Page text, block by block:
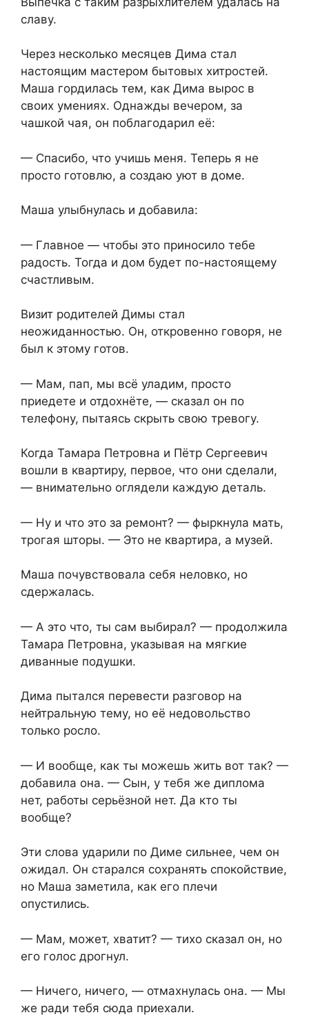
славу.
Через несколько месяцев Дима стал
настоящим мастером бытовых хитростей.
Маша гордилась тем, как Дима вырос в
своих умениях. Однажды вечером, за
чашкой чая, он поблагодарил её:
— Спасибо, что учишь меня. Теперь я не
просто готовлю, а создаю уют в доме.
Маша улыбнулась и добавила:
— Главное — чтобы это приносило тебе
радость. Тогда и дом будет по-настоящему
счастливым.
Визит родителей Димы стал
неожиданностью. Он, откровенно говоря, не
был к этому готов.
— Мам, пап, мы всё уладим, просто
приедете и отдохнёте, — сказал он по
телефону, пытаясь скрыть свою тревогу.
Когда Тамара Петровна и Пётр Сергеевич
вошли в квартиру, первое, что они сделали,
— внимательно оглядели каждую деталь.
— Ну и что это за ремонт? — фыркнула мать,
трогая шторы. — Это не квартира, а музей.
Маша почувствовала себя неловко, но
сдержалась.
— А это что, ты сам выбирал? — продолжила
Тамара Петровна, указывая на мягкие
диванные подушки.
Дима пытался перевести разговор на
нейтральную тему, но её недовольство
только росло.
— И вообще, как ты можешь жить вот так? —
добавила она. — Сын, у тебя же диплома
нет, работы серьёзной нет. Да кто ты
вообще?
Эти слова ударили по Диме сильнее, чем он
ожидал. Он старался сохранять спокойствие,
но Маша заметила, как его плечи
опустились.
— Мам, может, хватит? — тихо сказал он, но
его голос дрогнул.
— Ничего, ничего, — отмахнулась она. — Мы
же ради тебя сюда приехали.